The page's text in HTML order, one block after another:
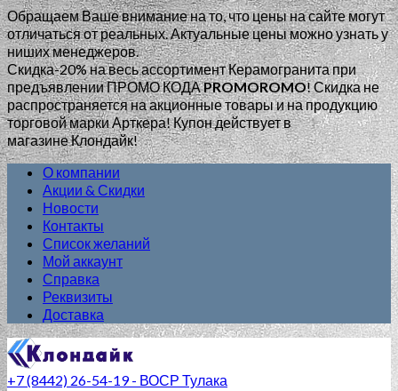
Обращаем Ваше внимание на то, что цены на сайте могут
отличаться от реальных. Актуальные цены можно узнать у
ниших менеджеров.
Скидка-20% на весь ассортимент Керамогранита при
предъявлении ПРОМО КОДАPROMOROMO!Скидка не
распространяется на акционные товары и на продукцию
торговой марки Арткера! Купон действует в
магазине Клондайк!
О компании
Акции & Скидки
Новости
Контакты
Список желаний
Мой аккаунт
Справка
Реквизиты
Доставка
+7 (8442) 26-54-19 - ВОСР Тулака